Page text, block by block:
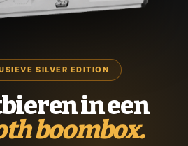
SILVER EDITION
in een
boombox.